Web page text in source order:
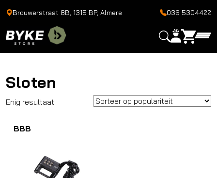
Brouwerstraat 8B, 1315 BP, Almere 036 5304422
Sloten
Enig resultaat
BBB